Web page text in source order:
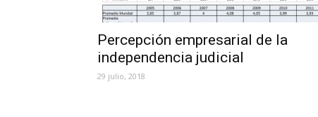
Percepción empresarial de la
independencia judicial
29 julio, 2018